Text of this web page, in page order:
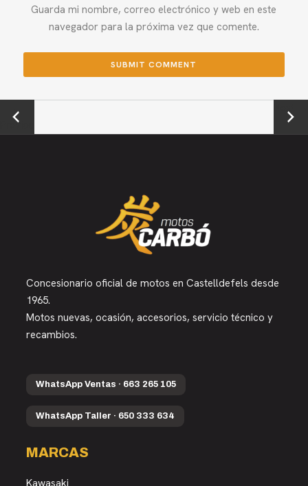
Guarda mi nombre, correo electrónico y web en este
navegador para la próxima vez que comente.
←
Previou
Next →
Concesionario oficial de motos en Castelldefels desde
1965.
Motos nuevas, ocasión, accesorios, servicio técnico y
recambios.
WhatsApp Ventas · 663 265 105
WhatsApp Taller · 650 333 634
MARCAS
Kawasaki